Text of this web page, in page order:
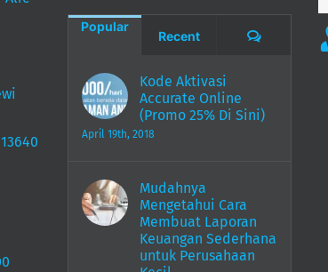
Popular
Recent Comments
Kode Aktivasi
Accurate Online
(Promo 25% Di Sini)
April 19th, 2018
Mudahnya
Mengetahui Cara
Membuat Laporan
Keuangan Sederhana
untuk Perusahaan